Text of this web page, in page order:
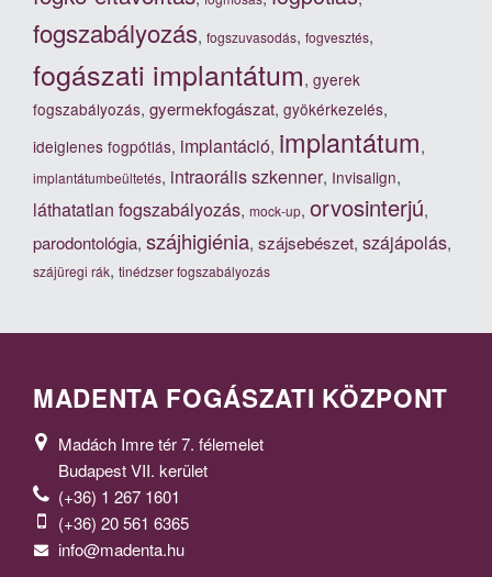
fogszabályozás, fogszuvasodás, fogvesztés,
fogászati implantátum, gyerek
fogszabályozás, gyermekfogászat, gyökérkezelés,
ideiglenes fogpótlás, implantáció, implantátum,
implantátumbeültetés, intraorális szkenner, Invisalign,
láthatatlan fogszabályozás, mock-up, orvosinterjú,
parodontológia, szájhigiénia, szájsebészet, szájápolás,
szájüregi rák, tinédzser fogszabályozás
MADENTA FOGÁSZATI KÖZPONT
Madách Imre tér 7. félemelet
Budapest VII. kerület
(+36) 1 267 1601
(+36) 20 561 6365
info@madenta.hu